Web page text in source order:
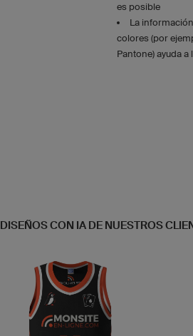
es posible
La
colores (por
Pantone) ayuda a
DISEÑOS CON IA DE NUESTROS